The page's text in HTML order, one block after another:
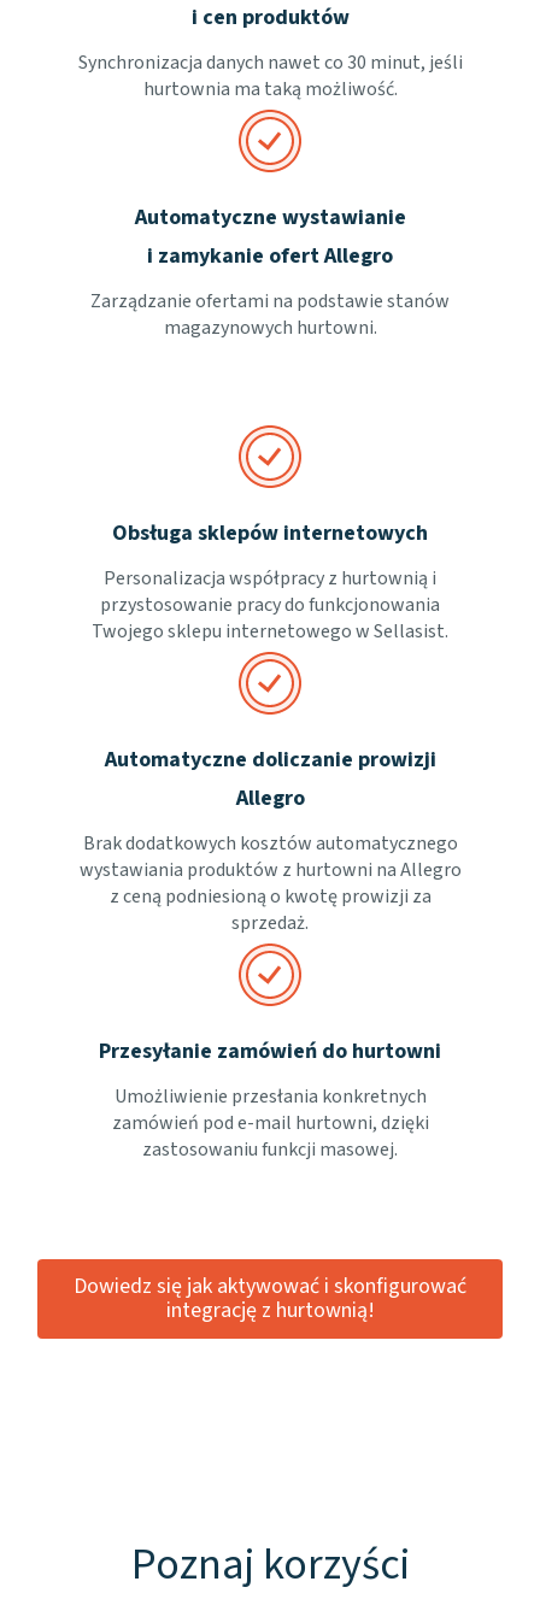
i cen produktów
Synchronizacja danych nawet co 30 minut, jeśli
hurtownia ma taką możliwość.
Automatyczne wystawianie
i zamykanie ofert Allegro
Zarządzanie ofertami na podstawie stanów
magazynowych hurtowni.
Obsługa sklepów internetowych
Personalizacja współpracy z hurtownią i
przystosowanie pracy do funkcjonowania
Twojego sklepu internetowego w Sellasist.
Automatyczne doliczanie prowizji
Allegro
Brak dodatkowych kosztów automatycznego
wystawiania produktów z hurtowni na Allegro
z ceną podniesioną o kwotę prowizji za
sprzedaż.
Przesyłanie zamówień do hurtowni
Umożliwienie przesłania konkretnych
zamówień pod e-mail hurtowni, dzięki
zastosowaniu funkcji masowej.
Dowiedz się jak aktywować i skonfigurować
integrację z hurtownią!
Poznaj korzyści